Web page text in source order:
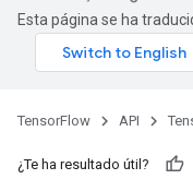
Esta página se ha
TensorFlow API
¿Te ha resultado útil?